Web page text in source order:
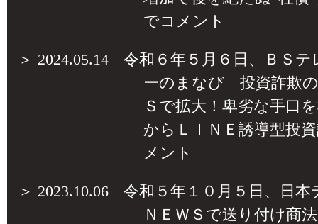
でコメント
＞ 2024.05.14
令和６年５月６日、ＢＳ
ーのまなび 投資詐欺
Ｓで拡大！卑劣な手口
からＬＩＮＥ誘導型投
メント
＞ 2023.10.06
令和５年１０月５日、日
ＮＥＷＳで送り付け商